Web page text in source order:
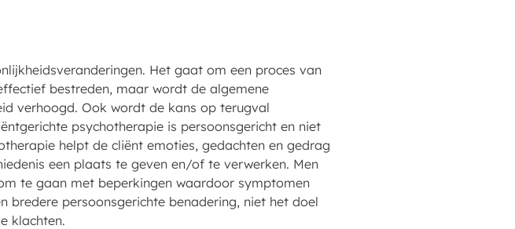
Het gaat om een proces van
bestreden, maar wordt de algemene
verhoogd. Ook wordt de kans op terugval
psychotherapie is persoonsgericht en niet
helpt de cliënt emoties, gedachten en gedrag
een plaats te geven en/of te verwerken. Men
te gaan met beperkingen waardoor symptomen
bredere persoonsgerichte benadering, niet het doel
klachten.